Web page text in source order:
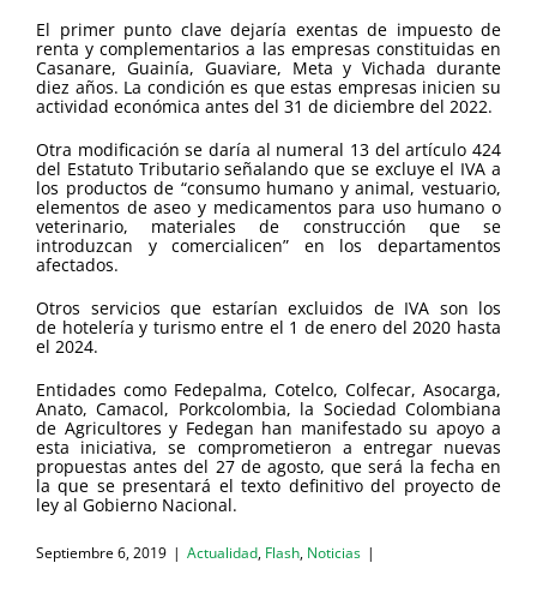
El primer punto clave dejaría exentas de impuesto de
renta y complementarios a las empresas constituidas en
Casanare, Guainía, Guaviare, Meta y Vichada durante
diez años. La condición es que estas empresas inicien su
actividad económica antes del 31 de diciembre del 2022.
Otra modificación se daría al numeral 13 del artículo 424
del Estatuto Tributario señalando que se excluye el IVA a
los productos de “consumo humano y animal, vestuario,
elementos de aseo y medicamentos para uso humano o
veterinario, materiales de construcción que se
introduzcan y comercialicen” en los departamentos
afectados.
Otros servicios que estarían excluidos de IVA son los
de hotelería y turismo entre el 1 de enero del 2020 hasta
el 2024.
Entidades como Fedepalma, Cotelco, Colfecar, Asocarga,
Anato, Camacol, Porkcolombia, la Sociedad Colombiana
de Agricultores y Fedegan han manifestado su apoyo a
esta iniciativa, se comprometieron a entregar nuevas
propuestas antes del 27 de agosto, que será la fecha en
la que se presentará el texto definitivo del proyecto de
ley al Gobierno Nacional.
Septiembre 6, 2019 | Actualidad, Flash, Noticias |